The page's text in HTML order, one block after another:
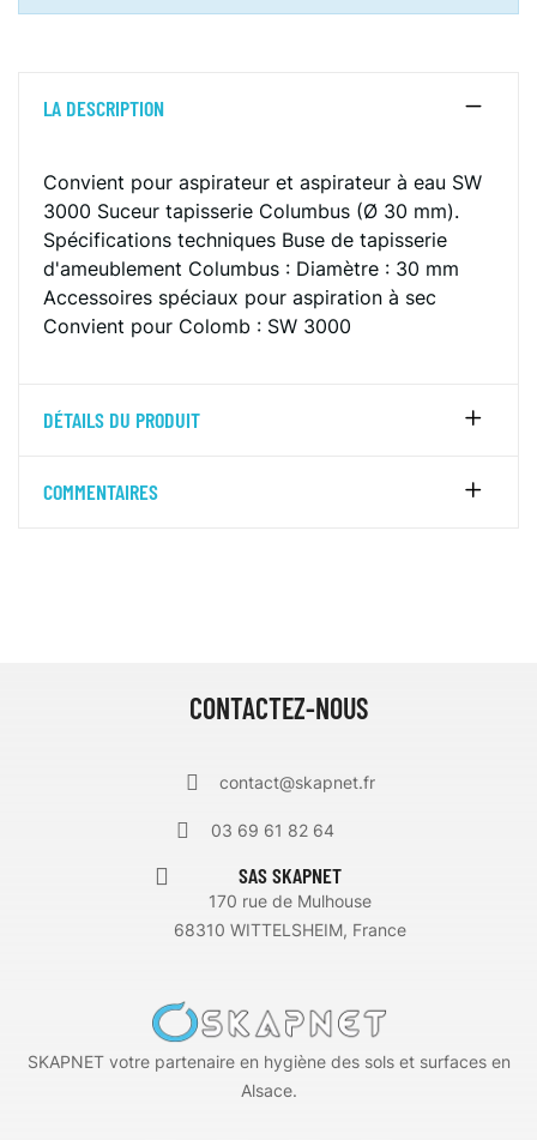
LA DESCRIPTION
Convient pour aspirateur et aspirateur à eau SW
3000 Suceur tapisserie Columbus (Ø 30 mm).
Spécifications techniques Buse de tapisserie
d'ameublement Columbus : Diamètre : 30 mm
Accessoires spéciaux pour aspiration à sec
Convient pour Colomb : SW 3000
DÉTAILS DU PRODUIT
COMMENTAIRES
CONTACTEZ-NOUS
contact@skapnet.fr
03 69 61 82 64
SAS SKAPNET
170 rue de Mulhouse
68310 WITTELSHEIM, France
SKAPNET votre partenaire en hygiène des sols et surfaces en
Alsace.